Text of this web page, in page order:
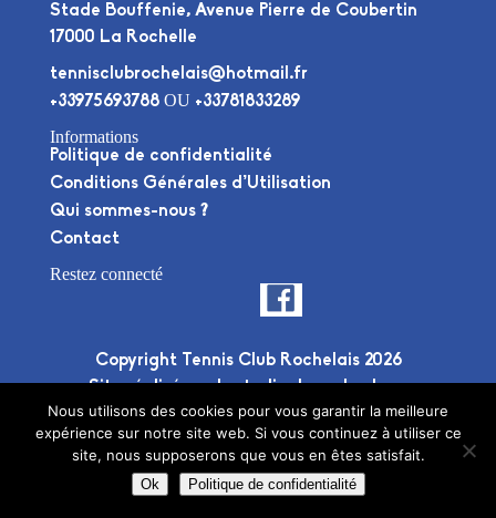
Stade Bouffenie, Avenue Pierre de Coubertin
17000 La Rochelle
tennisclubrochelais@hotmail.fr
+33975693788OU +33781833289
Informations
Politique de confidentialité
Conditions Générales d’Utilisation
Qui sommes-nous ?
Contact
Restez connecté
Copyright Tennis Club Rochelais 2026
Site réalisé par lestudio deuxplusdeux
Nous utilisons des cookies pour vous garantir la meilleure
expérience sur notre site web. Si vous continuez à utiliser ce
site, nous supposerons que vous en êtes satisfait.
Ok Politique de confidentialité